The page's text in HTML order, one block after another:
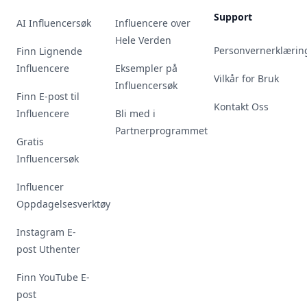
AI Influencersøk
Finn Lignende
Influencere
Finn E-post til
Influencere
Gratis
Influencersøk
Influencer
Oppdagelsesverktøy
Instagram E-
post Uthenter
Finn YouTube E-
post
Influencere over
Hele Verden
Eksempler på
Influencersøk
Bli med i
Partnerprogrammet
Support
Vilkår for Bruk
Kontakt Oss